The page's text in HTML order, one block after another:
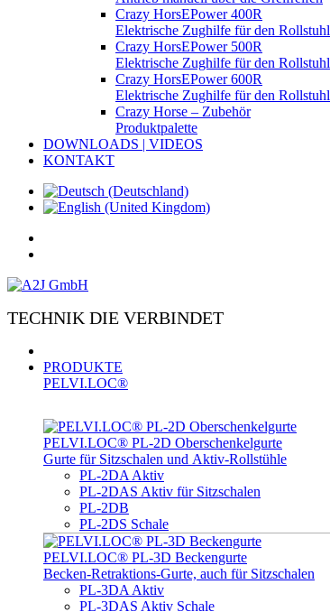
Crazy HorsEPower 400R
Elektrische Zughilfe für den Rollstuhl
Crazy HorsEPower 500R
Elektrische Zughilfe für den Rollstuhl
Crazy HorsEPower 600R
Elektrische Zughilfe für den Rollstuhl
Crazy Horse – Zubehör
Produktpalette
DOWNLOADS | VIDEOS
KONTAKT
TECHNIK DIE VERBINDET
PRODUKTE
PELVI.LOC®
PELVI.LOC® PL-­2D Oberschenkelgurte
Gurte für Sitzschalen und Aktiv-Rollstühle
PL-2DA Aktiv
PL-2DAS Aktiv für Sitzschalen
PL-2DB
PL-2DS Schale
PELVI.LOC® PL-3D Beckengurte
Becken-Retraktions-Gurte, auch für Sitzschalen
PL-3DA Aktiv
PL-3DAS Aktiv Schale